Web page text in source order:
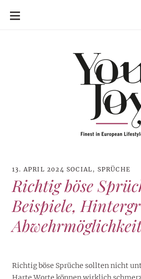
SKIP
13. APRIL 2024 SOCIAL, SPRÜCHE
Richtig böse
Beispiele,
Richtig böse Sprüche sollten nicht